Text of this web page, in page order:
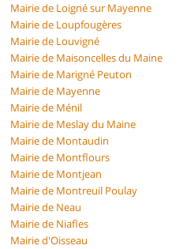
Mairie de Loigné sur Mayenne
Mairie de Loupfougères
Mairie de Louvigné
Mairie de Maisoncelles du Maine
Mairie de Marigné Peuton
Mairie de Mayenne
Mairie de Ménil
Mairie de Meslay du Maine
Mairie de Montaudin
Mairie de Montflours
Mairie de Montjean
Mairie de Montreuil Poulay
Mairie de Neau
Mairie de Niafles
Mairie d'Oisseau